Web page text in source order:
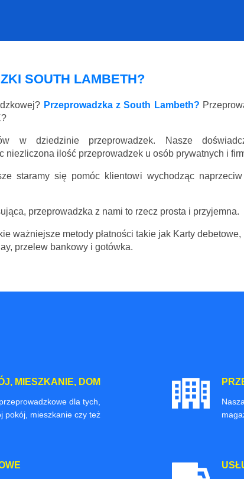
SOUTH LAMBETH?
Przeprowadzka z South Lambeth?
w dziedzinie przeprowadzek. Nasze
niezliczona ilość przeprowadzek u osób prywatnych i
staramy się pomóc klientowi wychodząc
przeprowadzka z nami to rzecz prosta i przyjemna.
ważniejsze metody płatności takie jak Karty debetowe,
przelew bankowy i gotówka.
MIESZKANIE, DOM
dla tych,
pokój, mieszkanie czy też